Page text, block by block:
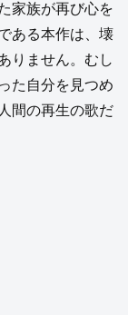
家族が再び心を
ある本作は、壊
りません。むし
た自分を見つめ
間の再生の歌だ